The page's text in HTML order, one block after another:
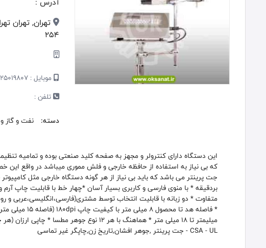
تهران, تهران
254
موبایل :
تلفن :
دسته:
نفت و گاز
این دستگاه دارای کنترولر و مجهز به صفحه کلید صنعتی بوده و تمامیه
که بی نیاز به استفاده از حافظه خارجی و فلش مموری میباشد در واقع
- CSA - UL جت پرینتر ,جوهر افشان,تاریخ زن,چاپگر غیر تماسی